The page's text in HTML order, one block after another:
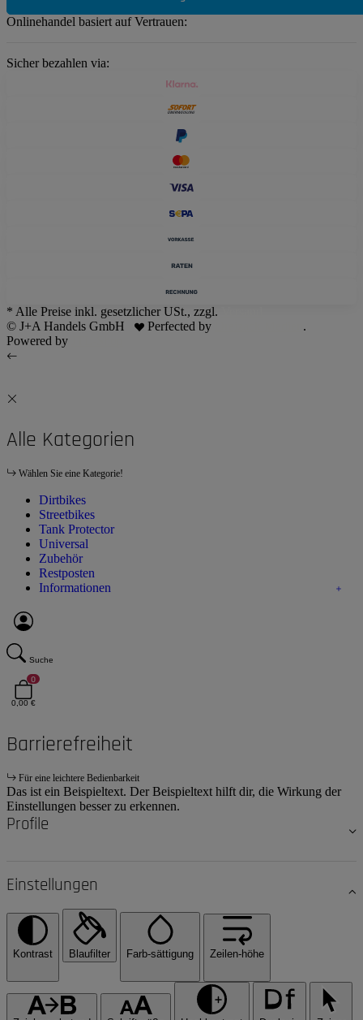
Onlinehandel basiert auf Vertrauen:
Sicher bezahlen via:
* Alle Preise inkl. gesetzlicher USt., zzgl.
© J+A Handels GmbH
Perfected by
.
Powered by
Alle Kategorien
Wählen Sie eine Kategorie!
Dirtbikes
Streetbikes
Tank Protector
Universal
Zubehör
Restposten
Informationen
Suche
0
0,00 €
Barrierefreiheit
Für eine leichtere Bedienbarkeit
Das ist ein Beispieltext. Der Beispieltext hilft dir, die Wirkung der
Einstellungen besser zu erkennen.
Profile
Einstellungen
Kontrast Blaufilter Farb-sättigung Zeilen-höhe